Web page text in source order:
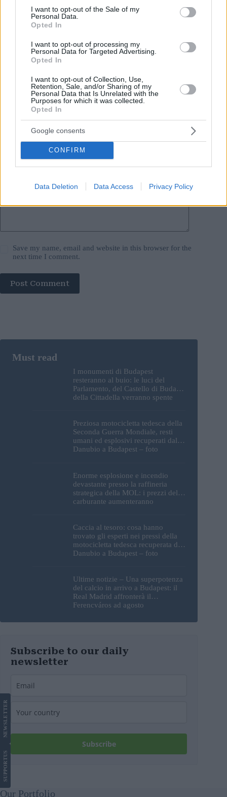
consent section.
I want to opt-out of the Sale of my
Personal Data.
Opted In
I want to opt-out of processing my
Personal Data for Targeted Advertising.
Opted In
I want to opt-out of Collection, Use,
Retention, Sale, and/or Sharing of my
Personal Data that Is Unrelated with the
Purposes for which it was collected.
Opted In
Google consents
CONFIRM
Data Deletion Data Access Privacy Policy
banca nazionale d'ungheria
ungheria
Leave a Reply
Your email address will not be published.
*
Save my name, email and website in this browser for the
next time I comment.
Post Comment
I monumenti di Budapest
resteranno al buio: le luci del
Parlamento, del Castello di Buda e
della Cittadella verranno spente
Preziosa motocicletta tedesca della
Seconda Guerra Mondiale, resti
umani ed esplosivi recuperati dal
Danubio a Budapest – foto
Enorme esplosione e incendio
devastante presso la raffineria
strategica della MOL: i prezzi del
carburante aumenteranno
Caccia al tesoro: cosa hanno
trovato gli esperti nei pressi della
motocicletta tedesca recuperata dal
Danubio a Budapest – foto
Ultime notizie – Una superpotenza
del calcio in arrivo a Budapest: il
Real Madrid affronterà il
Ferencváros ad agosto
Subscribe to our daily
newsletter
Subscribe
SUPPORT
US
NEWS
LETTER
Our Portfolio